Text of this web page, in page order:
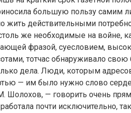
большую пользу самим
жить действительными
же необходимые на войне,
фразой, суесловием,
тотчас обнаруживало
дела. Люди, которым
— им было нужно слово
Шолохов, — говорить очень
почти исключительно,